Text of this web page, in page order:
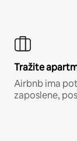
Tražite
Airbnb ima
zaposlene,